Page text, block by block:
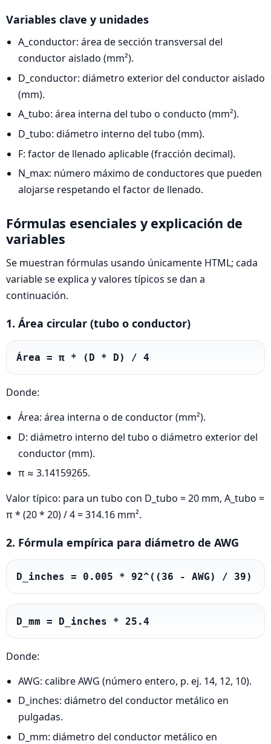
Variables clave y unidades
A_conductor: área de sección transversal del
conductor aislado (mm²).
D_conductor: diámetro exterior del conductor aislado
(mm).
A_tubo: área interna del tubo o conducto (mm²).
D_tubo: diámetro interno del tubo (mm).
F: factor de llenado aplicable (fracción decimal).
N_max: número máximo de conductores que pueden
alojarse respetando el factor de llenado.
Fórmulas esenciales y explicación de
variables
Se muestran fórmulas usando únicamente HTML; cada
variable se explica y valores típicos se dan a
continuación.
1. Área circular (tubo o conductor)
Área = π * (D * D) / 4
Donde:
Área: área interna o de conductor (mm²).
D: diámetro interno del tubo o diámetro exterior del
conductor (mm).
π ≈ 3.14159265.
Valor típico: para un tubo con D_tubo = 20 mm, A_tubo =
π * (20 * 20) / 4 = 314.16 mm².
2. Fórmula empírica para diámetro de AWG
D_inches = 0.005 * 92^((36 - AWG) / 39)
D_mm = D_inches * 25.4
Donde:
AWG: calibre AWG (número entero, p. ej. 14, 12, 10).
D_inches: diámetro del conductor metálico en
pulgadas.
D_mm: diámetro del conductor metálico en